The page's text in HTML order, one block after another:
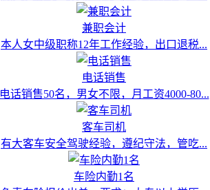
兼职会计
本人女中级职称12年工作经验，出口退税...
电话销售
电话销售50名，男女不限，月工资4000-80...
客车司机
有大客车安全驾驶经验，遵纪守法，管吃...
车险内勤1名